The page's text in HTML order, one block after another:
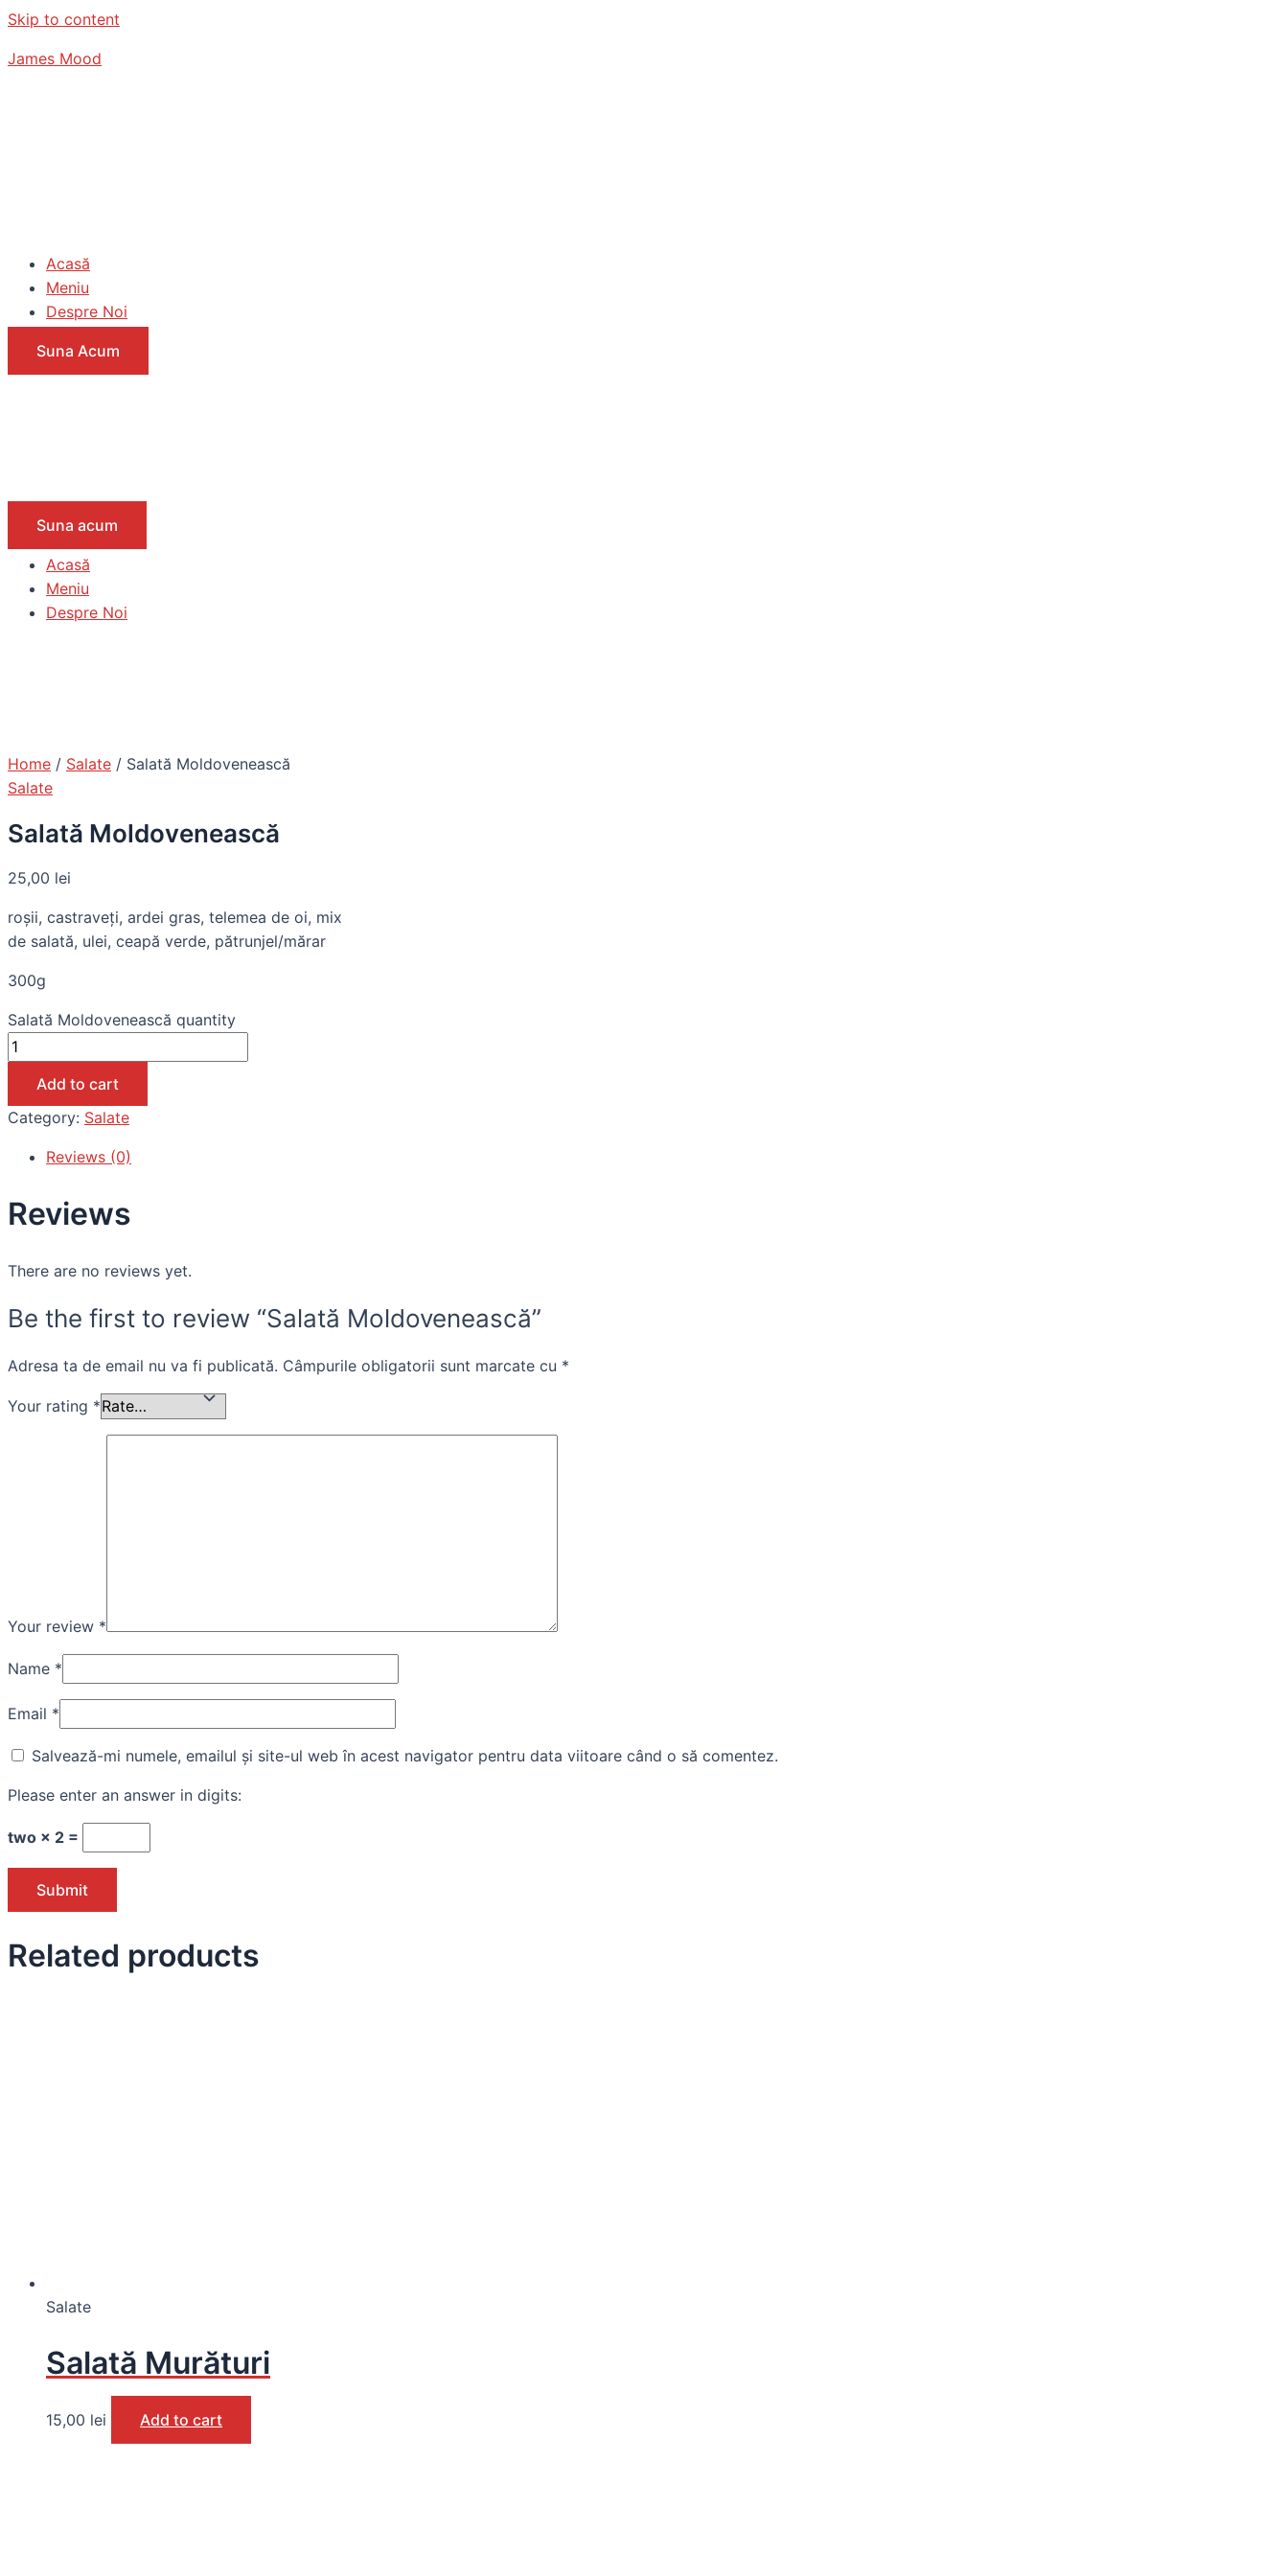
Skip to content
James Mood
Acasă
Meniu
Despre Noi
Suna Acum
Suna acum
Acasă
Meniu
Despre Noi
Home / Salate / Salată Moldovenească
Salate
Salată Moldovenească
25,00 lei
roșii, castraveți, ardei gras, telemea de oi, mix
de salată, ulei, ceapă verde, pătrunjel/mărar
300g
Salată Moldovenească quantity
Add to cart
Category: Salate
Reviews (0)
Reviews
There are no reviews yet.
Be the first to review “Salată Moldovenească”
Adresa ta de email nu va fi publicată. Câmpurile obligatorii sunt marcate cu *
Your rating *
Your review *
Name *
Email *
Salvează-mi numele, emailul și site-ul web în acest navigator pentru data viitoare când o să comentez.
Please enter an answer in digits:
two × 2 =
Related products
Salate
Salată Murături
15,00 lei Add to cart